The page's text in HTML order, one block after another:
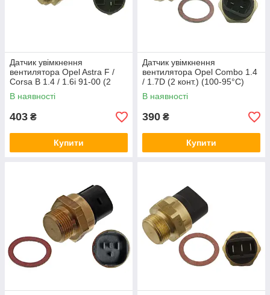
Датчик увімкнення
вентилятора Opel Astra F /
Corsa B 1.4 / 1.6i 91-00 (2
конт.) (95-100°C) Febi Bilstein
11915
В наявності
403 ₴
Купити
Датчик увімкнення
вентилятора Opel Combo 1.4
/ 1.7D (2 конт.) (100-95°C)
Febi Bilstein 04777
В наявності
390 ₴
Купити